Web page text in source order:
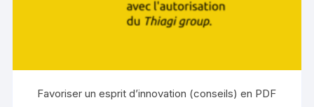
Favoriser un esprit d’innovation (conseils) en PDF